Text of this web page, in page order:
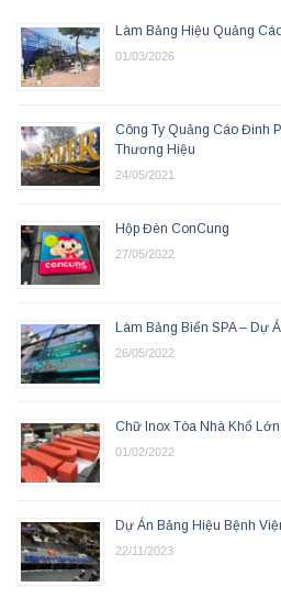
Làm Bảng Hiệu Quảng
01/03/2026
Công Ty Quảng Cáo Đinh
Thương Hiệu
24/05/2021
Hộp Đèn ConCung
27/05/2022
Làm Bảng Biển SPA – Dự
26/05/2022
Chữ Inox Tòa Nhà Khổ
01/02/2022
Dự Án Bảng Hiệu Bệnh
22/11/2023